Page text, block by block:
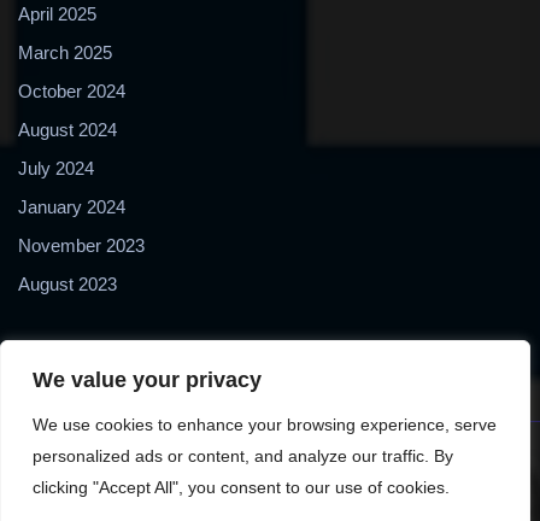
We value your privacy
We use cookies to enhance your browsing experience, serve
personalized ads or content, and analyze our traffic. By
clicking "Accept All", you consent to our use of cookies.
April 2025
March 2025
October 2024
August 2024
July 2024
January 2024
November 2023
August 2023